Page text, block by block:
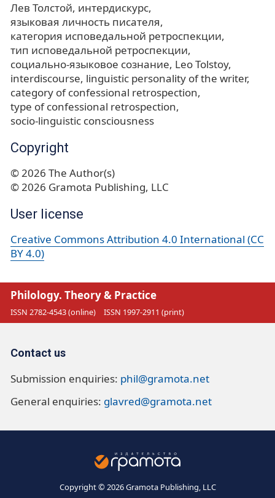
Лев Толстой интердискурс
языковая личность писателя
категория исповедальной ретроспекции
тип исповедальной ретроспекции
социально-языковое сознание Leo Tolstoy
interdiscourse linguistic personality of the writer
category of confessional retrospection
type of confessional retrospection
socio‑linguistic consciousness
Copyright
© 2026 The Author(s)
© 2026 Gramota Publishing, LLC
User license
Creative Commons Attribution 4.0 International (CC
BY 4.0)
Philology. Theory & Practice
ISSN 2782-4543 (online) ISSN 1997-2911 (print)
Contact us
Submission enquiries: phil@gramota.net
General enquiries: glavred@gramota.net
Copyright © 2026 Gramota Publishing, LLC